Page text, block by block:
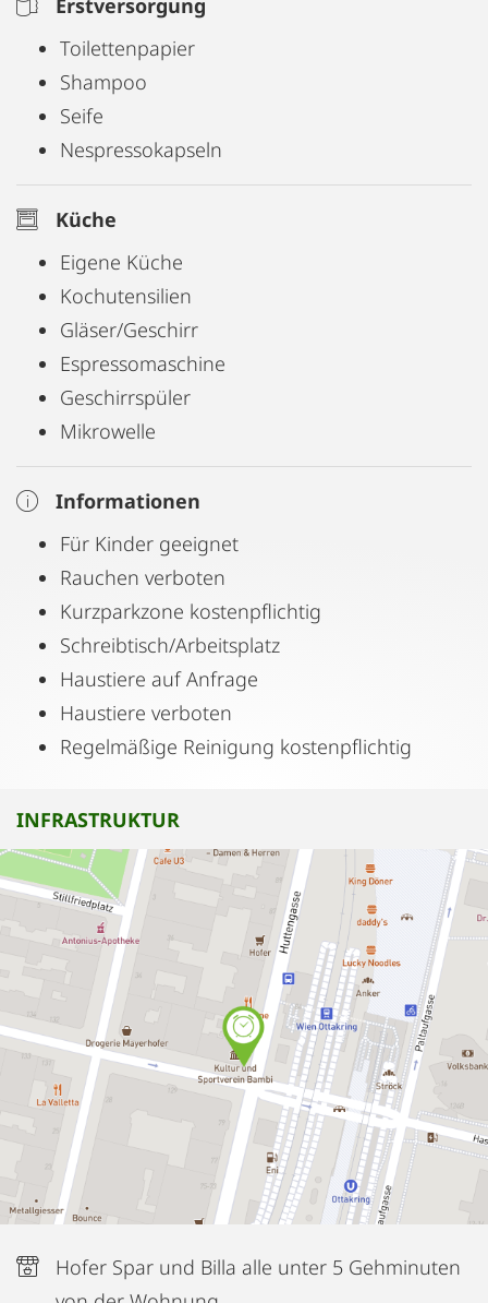
Erstversorgung
Toilettenpapier
Shampoo
Seife
Nespressokapseln
Küche
Eigene Küche
Kochutensilien
Gläser/Geschirr
Espressomaschine
Geschirrspüler
Mikrowelle
Informationen
Für Kinder geeignet
Rauchen verboten
Kurzparkzone kostenpflichtig
Schreibtisch/Arbeitsplatz
Haustiere auf Anfrage
Haustiere verboten
Regelmäßige Reinigung kostenpflichtig
INFRASTRUKTUR
Hofer Spar und Billa alle unter 5 Gehminuten